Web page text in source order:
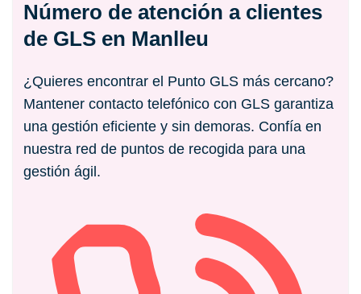
Número de atención a clientes
de GLS en Manlleu
¿Quieres encontrar el Punto GLS más cercano?
Mantener contacto telefónico con GLS garantiza
una gestión eficiente y sin demoras. Confía en
nuestra red de puntos de recogida para una
gestión ágil.